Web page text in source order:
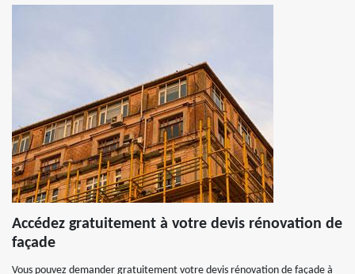
Accédez gratuitement à votre devis rénovation de
façade
Vous pouvez demander gratuitement votre devis rénovation de façade à